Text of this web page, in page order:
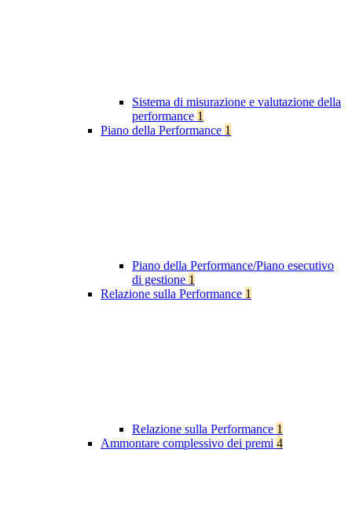
Sistema di misurazione e valutazione della
performance 1
Piano della Performance 1
Piano della Performance/Piano esecutivo
di gestione 1
Relazione sulla Performance 1
Relazione sulla Performance 1
Ammontare complessivo dei premi 4